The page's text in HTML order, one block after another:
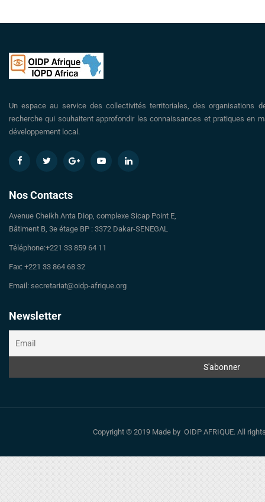
Un espace au service des collectivités territoriales, des organisations
recherche qui souhaitent approfondir les connaissances et pratiques en
développement local.
Nos Contacts
Avenue Cheikh Anta Diop, complexe Sicap Point E,
Bâtiment B, 3e étage BP : 3372 Dakar-SENEGAL
Téléphone:+221 33 859 64 11
Fax: +221 33 864 68 32
Email: secretariat@oidp-afrique.org
Newsletter
Copyright © 2019 Made by OIDP AFRIQUE. All